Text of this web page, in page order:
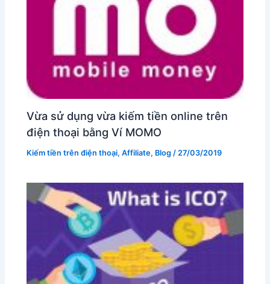
Vừa sử dụng vừa kiếm tiền online trên
điện thoại bằng Ví MOMO
Kiếm tiền trên điện thoại,Affiliate, Blog / 27/03/2019